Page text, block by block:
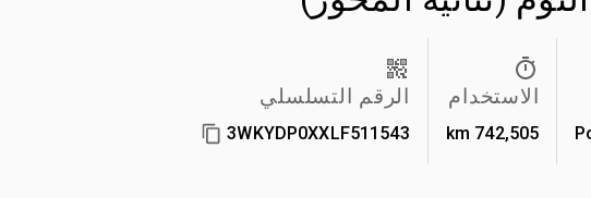
الاستخدام
742,505 km
الرقم التسلسلي
3WKYDP0XXLF511543